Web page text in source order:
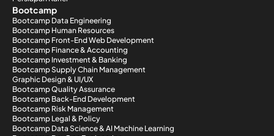
Bootcamp
Bootcamp Data Engineering
Bootcamp Human Resources
Bootcamp Front-End Web Development
Bootcamp Finance & Accounting
Bootcamp Investment & Banking
Bootcamp Supply Chain Management
Graphic Design & UI/UX
Bootcamp Quality Assurance
Bootcamp Back-End Development
Bootcamp Risk Management
Bootcamp Legal & Policy
Bootcamp Data Science & AI Machine Learning